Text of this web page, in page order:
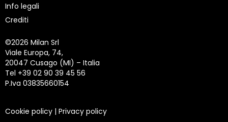
Info legali
Crediti
©2026 Milan Srl
Viale Europa, 74,
20047 Cusago (MI) – Italia
Tel +39 02 90 39 45 56
P.Iva 03835660154
Cookie policy | Privacy policy